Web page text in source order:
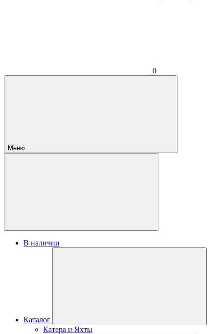
0
Меню
В наличии
Каталог
Катера и Яхты